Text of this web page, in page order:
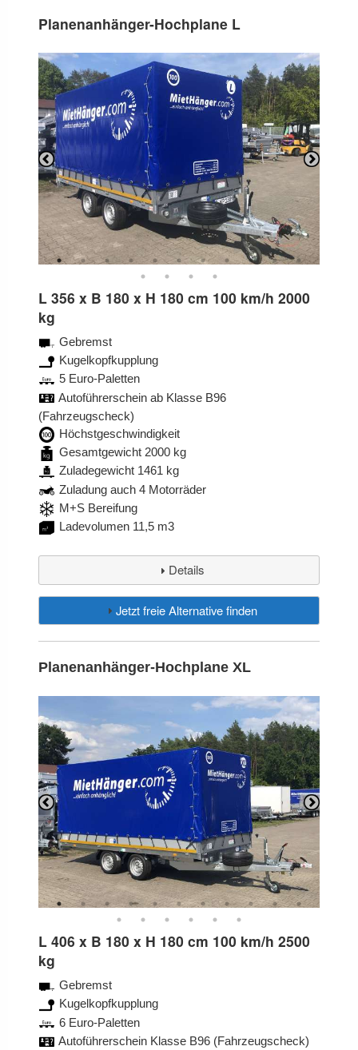
Planenanhänger-Hochplane L
Previous
L 356 x B 180 x H 180 cm 100 km/h 2000
kg
Gebremst
Kugelkopfkupplung
5 Euro-Paletten
Autoführerschein ab Klasse B96
(Fahrzeugscheck)
Höchstgeschwindigkeit
Gesamtgewicht 2000 kg
Zuladegewicht 1461 kg
Zuladung auch 4 Motorräder
M+S Bereifung
Ladevolumen 11,5 m3
Details
Jetzt freie Alternative finden
Planenanhänger-Hochplane XL
Previous
L 406 x B 180 x H 180 cm 100 km/h 2500
kg
Gebremst
Kugelkopfkupplung
6 Euro-Paletten
Autoführerschein Klasse B96 (Fahrzeugscheck)